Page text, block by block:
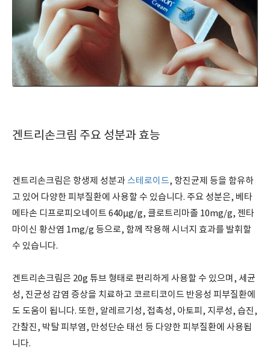
겐트리손크림 주요 성분과 효능
겐트리손크림은 항생제 성분과스테로이드, 항진균제 등을 함유하
고 있어 다양한 피부질환에 사용할 수 있습니다. 주요 성분은, 베타
메타손 디프로피오네이트 640μg/g, 클로트리마졸 10mg/g, 젠타
마이신 황산염 1mg/g 등으로, 함께 작용해 시너지 효과를 발휘할
수 있습니다.
겐트리손크림은 20g 튜브 형태로 편리하게 사용할 수 있으며, 세균
성, 진균성 감염 증상을 치료하고 코르티코이드 반응성 피부질환에
도 도움이 됩니다. 또한, 알레르기성, 접촉성, 아토피, 지루성, 습진,
간찰진, 박탈 피부염, 만성단순 태선 등 다양한 피부질환에 사용됩
니다.